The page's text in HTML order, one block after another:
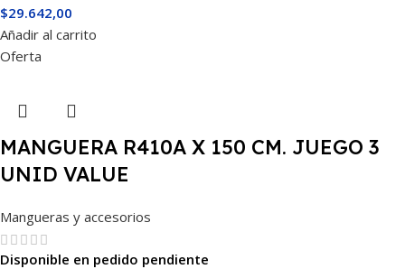
$29.642,00
Añadir al carrito
Oferta
MANGUERA R410A X 150 CM. JUEGO 3
UNID VALUE
Mangueras y accesorios
Disponible en pedido pendiente